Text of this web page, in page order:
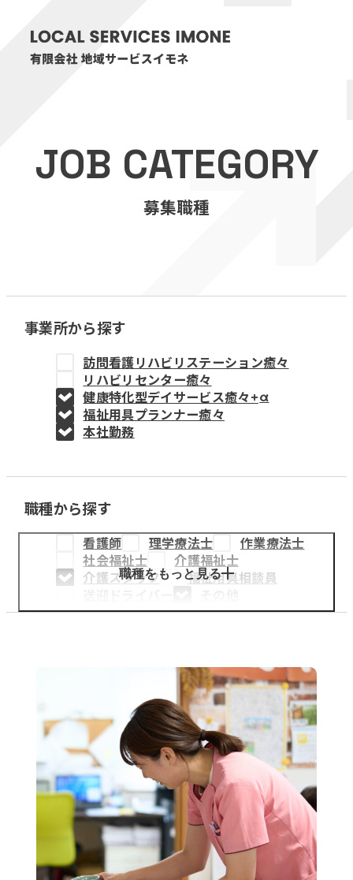
医療・介護事業
訪問看護リハビリステーション癒々
福祉用具プランナー癒々
教育事業
姫路中央こども園
姫路中央保育園
採用情報
医療・介護事業
募集職種
ENTRY 079-
JOB CATEGORY
募集職種
事業所から探す
訪問看護リハビリステーション癒々
リハビリセンター癒々
健康特化型デイサービス癒々+α
福祉用具プランナー癒々
本社勤務
職種から探す
看護師 理学療法士
作業療法士
社会福祉士
介護福祉士
介護スタッフ
福祉用具相談員
職種をもっと見る